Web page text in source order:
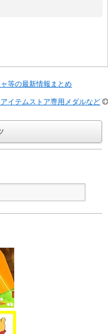
等の最新情報まとめ
イテムストア専用メダルなど